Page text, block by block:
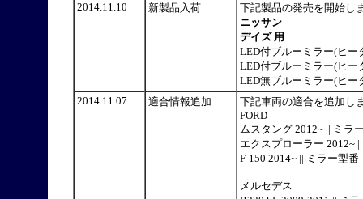
2014.11.10
新製品入荷
下記製品の発売を開始
ニッサン
デイズ 用
LED付ブルーミラー(ヒ
LED付ブルーミラー(ヒ
LED無ブルーミラー(ヒ
2014.11.07
適合情報追加
下記車両の適合を追加し
FORD
ムスタング 2012~ || ミ
エクスプローラー 2012~
F-150 2014~ || ミラー型
メルセデス